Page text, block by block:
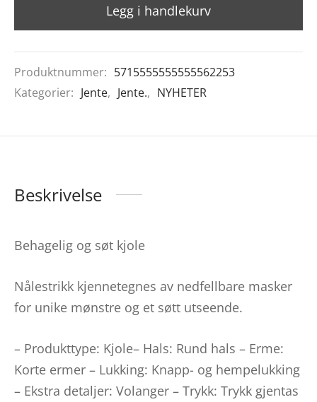
Legg i handlekurv
Produktnummer: 5715555555555562253
Kategorier: Jente, Jente., NYHETER
Beskrivelse
Behagelig og søt kjole
Nålestrikk kjennetegnes av nedfellbare masker
for unike mønstre og et søtt utseende.
– Produkttype: Kjole– Hals: Rund hals – Erme:
Korte ermer – Lukking: Knapp- og hempelukking
– Ekstra detaljer: Volanger – Trykk: Trykk gjentas